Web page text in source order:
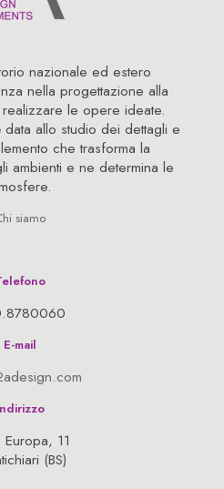
nazionale ed estero
nella progettazione alla
le opere ideate.
allo studio dei dettagli e
che trasforma la
ambienti e ne determina le
siamo
E-mail
11
(BS)